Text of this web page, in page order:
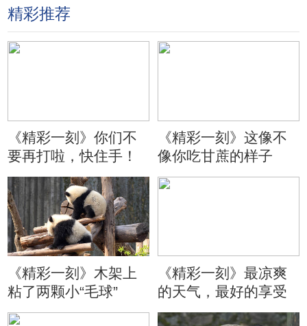
精彩推荐
《精彩一刻》你们不
要再打啦，快住手！
《精彩一刻》这像不
像你吃甘蔗的样子
《精彩一刻》木架上
粘了两颗小“毛球”
《精彩一刻》最凉爽
的天气，最好的享受